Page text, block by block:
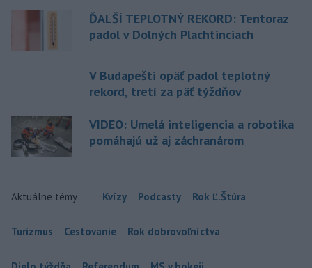
ĎALŠÍ TEPLOTNÝ REKORD: Tentoraz
padol v Dolných Plachtinciach
V Budapešti opäť padol teplotný
rekord, tretí za päť týždňov
VIDEO: Umelá inteligencia a robotika
pomáhajú už aj záchranárom
Aktuálne témy: Kvízy Podcasty Rok Ľ.Štúra
Turizmus Cestovanie Rok dobrovoľníctva